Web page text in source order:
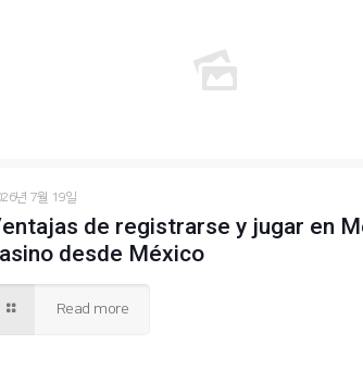
년 7월 19일
de registrarse y jugar en
desde México
Read more